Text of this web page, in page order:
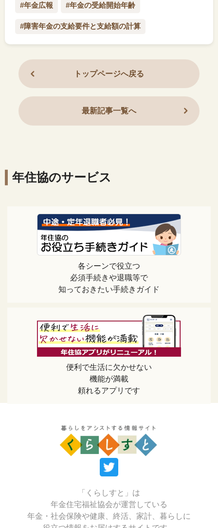
#年金広報 #年金の受給開始年齢
#障害年金の支給要件と支給額の計算
トップページへ戻る
最新記事一覧へ
年住協のサービス
各シーンで役立つ
必須手続きや退職等で
知っておきたい手続きガイド
便利で生活に欠かせない
機能が満載
頼れるアプリです
「くらしすと」は
年金住宅福祉協会が運営している
年金・社会保険や健康、終活、家計、暮らしに